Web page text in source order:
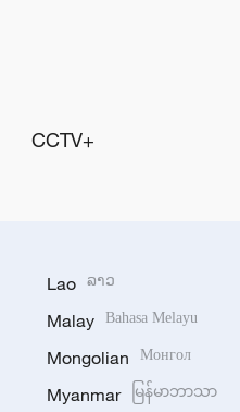
CCTV+
Lao ລາວ
Malay Bahasa Melayu
Mongolian Монгол
Myanmar မြန်မာဘာသာ